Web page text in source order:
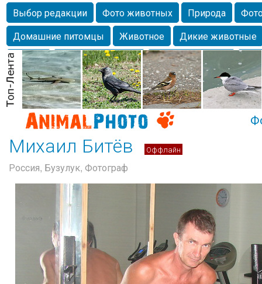
Выбор редакции Фото животных Природа
Домашние питомцы
Животное
Дикие животные
Собаки
Alexanderandronik Млекопитающие
Морда
Собачка Осень Портрет
Домашние
Насекомое
Коты Lebert Дикие птицы Утка
Михаил Битёв Оффлайн
Россия, Бузулук, Фотограф